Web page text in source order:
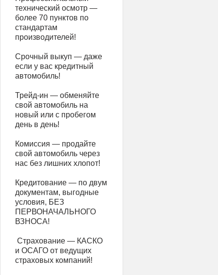
технический осмотр —
более 70 пунктов по
стандартам
производителей!
Срочный выкуп — даже
если у вас кредитный
автомобиль!
Трейд-ин — обменяйте
свой автомобиль на
новый или с пробегом
день в день!
Комиссия — продайте
свой автомобиль через
нас без лишних хлопот!
Кредитование — по двум
документам, выгодные
условия, БЕЗ
ПЕРВОНАЧАЛЬНОГО
ВЗНОСА!
️ Страхование — КАСКО
и ОСАГО от ведущих
страховых компаний!